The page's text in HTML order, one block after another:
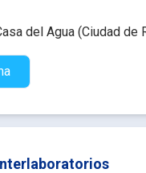
del Agua (Ciudad de